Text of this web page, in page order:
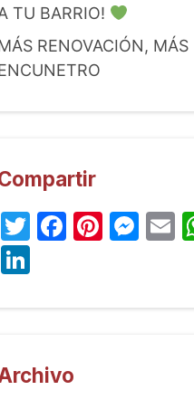
TU BARRIO!
RENOVACIÓN, MÁS
Twitter
LinkedIn